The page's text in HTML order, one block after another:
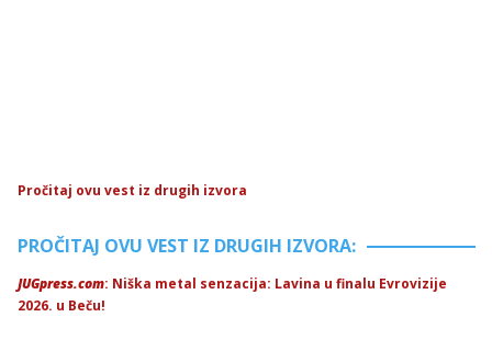
Pročitaj ovu vest iz drugih izvora
PROČITAJ OVU VEST IZ DRUGIH IZVORA:
JUGpress.com: Niška metal senzacija: Lavina u finalu Evrovizije
2026. u Beču!